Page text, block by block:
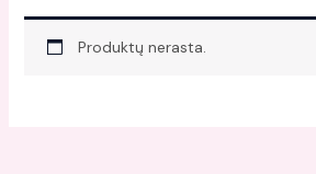
Produktų nerasta.